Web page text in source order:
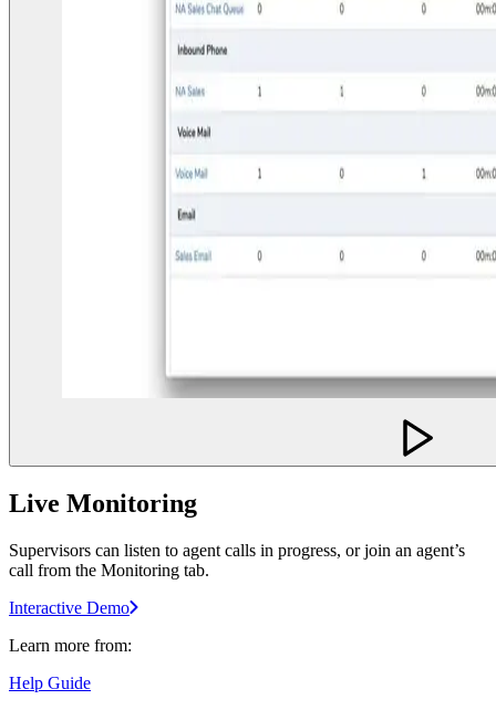
Live Monitoring
Supervisors can listen to agent calls in progress, or join an agent’s
call from the Monitoring tab.
Interactive Demo
Learn more from:
Help Guide